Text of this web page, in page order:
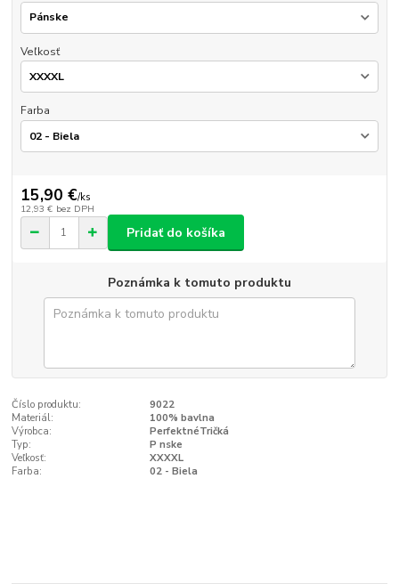
Veľkosť
Farba
15,90 €/ks
12,93 € bez DPH
Pridať do košíka
Poznámka k tomuto produktu
Číslo produktu:
9022
Materiál:
100% bavlna
Výrobca:
PerfektnéTričká
Typ:
P nske
Veľkosť:
XXXXL
Farba:
02 - Biela